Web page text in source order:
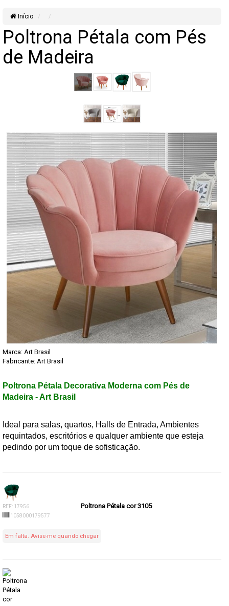
Início
Poltrona Pétala com Pés
de Madeira
Marca: Art Brasil
Fabricante: Art Brasil
Poltrona Pétala Decorativa Moderna com Pés de
Madeira - Art Brasil
Ideal para salas, quartos, Halls de Entrada, Ambientes
requintados, escritórios e qualquer ambiente que esteja
pedindo por um toque de sofisticação.
REF: 17956
1058000179577
Poltrona Pétala cor 3105
Em falta. Avise-me quando chegar